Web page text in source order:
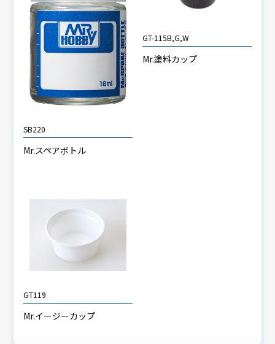
SB220
Mr.スペアボトル
GT-115B,G,W
Mr.塗料カップ
GT119
Mr.イージーカップ